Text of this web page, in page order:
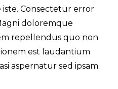
Consectetur error
doloremque
repellendus quo non
est laudantium
aspernatur sed ipsam.